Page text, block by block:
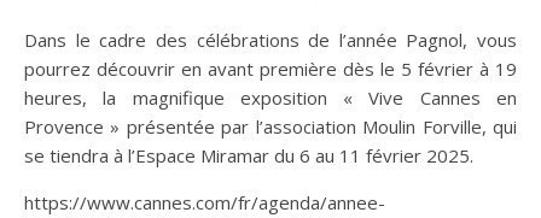
Dans le cadre des célébrations de l’année Pagnol, vous
pourrez découvrir en avant première dès le 5 février à 19
heures, la magnifique exposition « Vive Cannes en
Provence » présentée par l’association Moulin Forville, qui
se tiendra à l’Espace Miramar du 6 au 11 février 2025.
https://www.cannes.com/fr/agenda/annee-